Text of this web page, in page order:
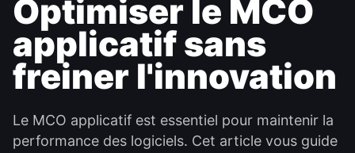
Optimiser le MCO
applicatif sans
freiner l'innovation
Le MCO applicatif est essentiel pour maintenir la
performance des logiciels. Cet article vous guide